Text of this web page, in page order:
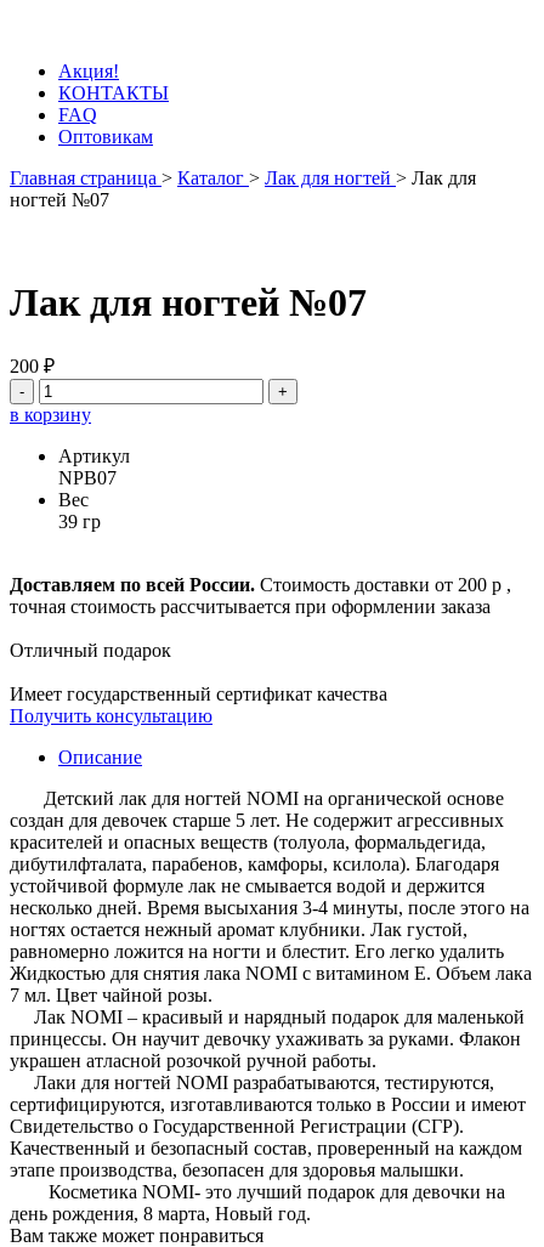
Акция!
КОНТАКТЫ
FAQ
Оптовикам
Главная страница > Каталог > Лак для ногтей > Лак для
ногтей №07
Лак для ногтей №07
200 ₽
- +
в корзину
Артикул
NPB07
Вес
39 гр
Доставляем по всей России. Стоимость доставки от 200 р ,
точная стоимость рассчитывается при оформлении заказа
Отличный подарок
Имеет государственный сертификат качества
Получить консультацию
Описание
Детский лак для ногтей NOMI на органической основе
создан для девочек старше 5 лет. Не содержит агрессивных
красителей и опасных веществ (толуола, формальдегида,
дибутилфталата, парабенов, камфоры, ксилола). Благодаря
устойчивой формуле лак не смывается водой и держится
несколько дней. Время высыхания 3-4 минуты, после этого на
ногтях остается нежный аромат клубники. Лак густой,
равномерно ложится на ногти и блестит. Его легко удалить
Жидкостью для снятия лака NOMI c витамином Е. Объем лака
7 мл. Цвет чайной розы.
Лак NOMI – красивый и нарядный подарок для маленькой
принцессы. Он научит девочку ухаживать за руками. Флакон
украшен атласной розочкой ручной работы.
Лаки для ногтей NOMI разрабатываются, тестируются,
сертифицируются, изготавливаются только в России и имеют
Свидетельство о Государственной Регистрации (СГР).
Качественный и безопасный состав, проверенный на каждом
этапе производства, безопасен для здоровья малышки.
Косметика NOMI- это лучший подарок для девочки на
день рождения, 8 марта, Новый год.
Вам также может понравиться